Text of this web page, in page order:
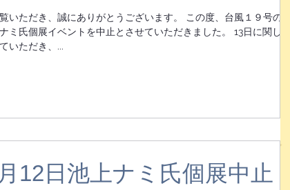
いただき、誠にありがとうございます。 この度、台風１９号の
ミ氏個展イベントを中止とさせていただきました。 13日に関し
いただき、...
12日池上ナミ氏個展中止